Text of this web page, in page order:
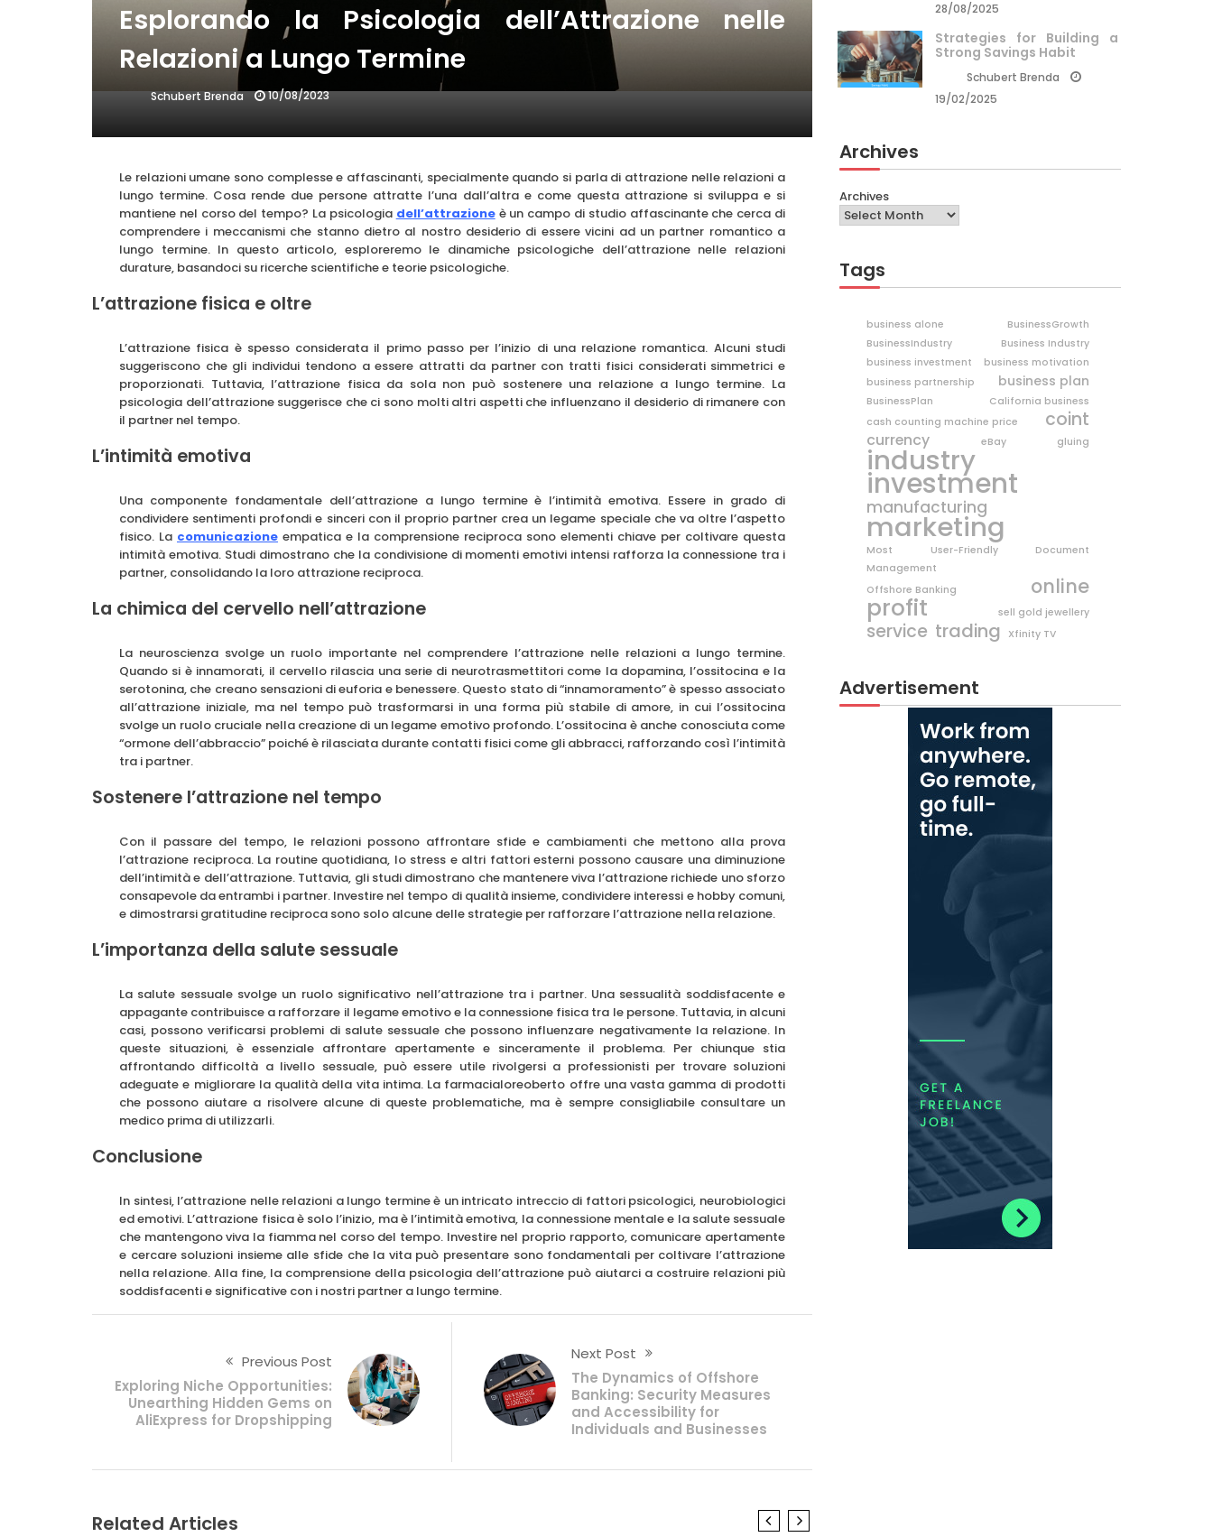
Esplorando la Psicologia dell’Attrazione nelle
Relazioni a Lungo Termine
Schubert Brenda 10/08/2023
Le relazioni umane sono complesse e affascinanti, specialmente quando si parla di attrazione nelle relazioni a
lungo termine. Cosa rende due persone attratte l’una dall’altra e come questa attrazione si sviluppa e si
mantiene nel corso del tempo? La psicologia dell’attrazioneè un campo di studio affascinante che cerca di
comprendere i meccanismi che stanno dietro al nostro desiderio di essere vicini ad un partner romantico a
lungo termine. In questo articolo, esploreremo le dinamiche psicologiche dell’attrazione nelle relazioni
durature, basandoci su ricerche scientifiche e teorie psicologiche.
L’attrazione fisica e oltre
L’attrazione fisica è spesso considerata il primo passo per l’inizio di una relazione romantica. Alcuni studi
suggeriscono che gli individui tendono a essere attratti da partner con tratti fisici considerati simmetrici e
proporzionati. Tuttavia, l’attrazione fisica da sola non può sostenere una relazione a lungo termine. La
psicologia dell’attrazione suggerisce che ci sono molti altri aspetti che influenzano il desiderio di rimanere con
il partner nel tempo.
L’intimità emotiva
Una componente fondamentale dell’attrazione a lungo termine è l’intimità emotiva. Essere in grado di
condividere sentimenti profondi e sinceri con il proprio partner crea un legame speciale che va oltre l’aspetto
fisico. La comunicazione empatica e la comprensione reciproca sono elementi chiave per coltivare questa
intimità emotiva. Studi dimostrano che la condivisione di momenti emotivi intensi rafforza la connessione tra i
partner, consolidando la loro attrazione reciproca.
La chimica del cervello nell’attrazione
La neuroscienza svolge un ruolo importante nel comprendere l’attrazione nelle relazioni a lungo termine.
Quando si è innamorati, il cervello rilascia una serie di neurotrasmettitori come la dopamina, l’ossitocina e la
serotonina, che creano sensazioni di euforia e benessere. Questo stato di “innamoramento” è spesso associato
all’attrazione iniziale, ma nel tempo può trasformarsi in una forma più stabile di amore, in cui l’ossitocina
svolge un ruolo cruciale nella creazione di un legame emotivo profondo. L’ossitocina è anche conosciuta come
“ormone dell’abbraccio” poiché è rilasciata durante contatti fisici come gli abbracci, rafforzando così l’intimità
tra i partner.
Sostenere l’attrazione nel tempo
Con il passare del tempo, le relazioni possono affrontare sfide e cambiamenti che mettono alla prova
l’attrazione reciproca. La routine quotidiana, lo stress e altri fattori esterni possono causare una diminuzione
dell’intimità e dell’attrazione. Tuttavia, gli studi dimostrano che mantenere viva l’attrazione richiede uno sforzo
consapevole da entrambi i partner. Investire nel tempo di qualità insieme, condividere interessi e hobby comuni,
e dimostrarsi gratitudine reciproca sono solo alcune delle strategie per rafforzare l’attrazione nella relazione.
L’importanza della salute sessuale
La salute sessuale svolge un ruolo significativo nell’attrazione tra i partner. Una sessualità soddisfacente e
appagante contribuisce a rafforzare il legame emotivo e la connessione fisica tra le persone. Tuttavia, in alcuni
casi, possono verificarsi problemi di salute sessuale che possono influenzare negativamente la relazione. In
queste situazioni, è essenziale affrontare apertamente e sinceramente il problema. Per chiunque stia
affrontando difficoltà a livello sessuale, può essere utile rivolgersi a professionisti per trovare soluzioni
adeguate e migliorare la qualità della vita intima. La farmacialoreoberto offre una vasta gamma di prodotti
che possono aiutare a risolvere alcune di queste problematiche, ma è sempre consigliabile consultare un
medico prima di utilizzarli.
Conclusione
In sintesi, l’attrazione nelle relazioni a lungo termine è un intricato intreccio di fattori psicologici, neurobiologici
ed emotivi. L’attrazione fisica è solo l’inizio, ma è l’intimità emotiva, la connessione mentale e la salute sessuale
che mantengono viva la fiamma nel corso del tempo. Investire nel proprio rapporto, comunicare apertamente
e cercare soluzioni insieme alle sfide che la vita può presentare sono fondamentali per coltivare l’attrazione
nella relazione. Alla fine, la comprensione della psicologia dell’attrazione può aiutarci a costruire relazioni più
soddisfacenti e significative con i nostri partner a lungo termine.
Previous Post
Exploring Niche Opportunities:
Unearthing Hidden Gems on
AliExpress for Dropshipping
Next Post
The Dynamics of Offshore
Banking: Security Measures
and Accessibility for
Individuals and Businesses
Related Articles
28/08/2025
Strategies for Building a
Strong Savings Habit
Schubert Brenda
19/02/2025
Archives
Archives
Tags
business alone
BusinessGrowth
BusinessIndustry
Business Industry
business investment
business motivation
business partnership
business plan
BusinessPlan
California business
cash counting machine price
coint
currency eBay gluing
industry
investment
manufacturing
marketing
Most User-Friendly Document
Management
Offshore Banking
online
profit sell gold jewellery
service trading Xfinity TV
Advertisement